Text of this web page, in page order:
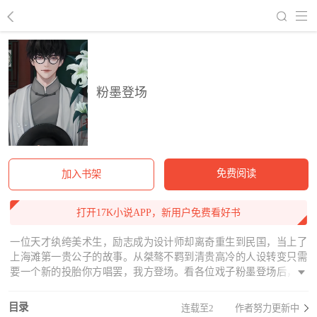
粉墨登场
加入书架 免费阅读
打开17K小说APP，新用户免费看好书
一位天才纨绔美术生，励志成为设计师却离奇重生到民国，当上了
上海滩第一贵公子的故事。从桀骜不羁到清贵高冷的人设转变只需
要一个新的投胎你方唱罢，我方登场。看各位戏子粉墨登场后，谁
目录
连载至2 作者努力更新中